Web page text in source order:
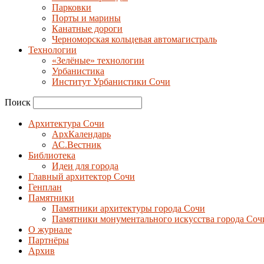
Парковки
Порты и марины
Канатные дороги
Черноморская кольцевая автомагистраль
Технологии
«Зелёные» технологии
Урбанистика
Институт Урбанистики Сочи
Поиск
Архитектура Сочи
АрхКалендарь
АС.Вестник
Библиотека
Идеи для города
Главный архитектор Сочи
Генплан
Памятники
Памятники архитектуры города Сочи
Памятники монументального искусства города
О журнале
Партнёры
Архив